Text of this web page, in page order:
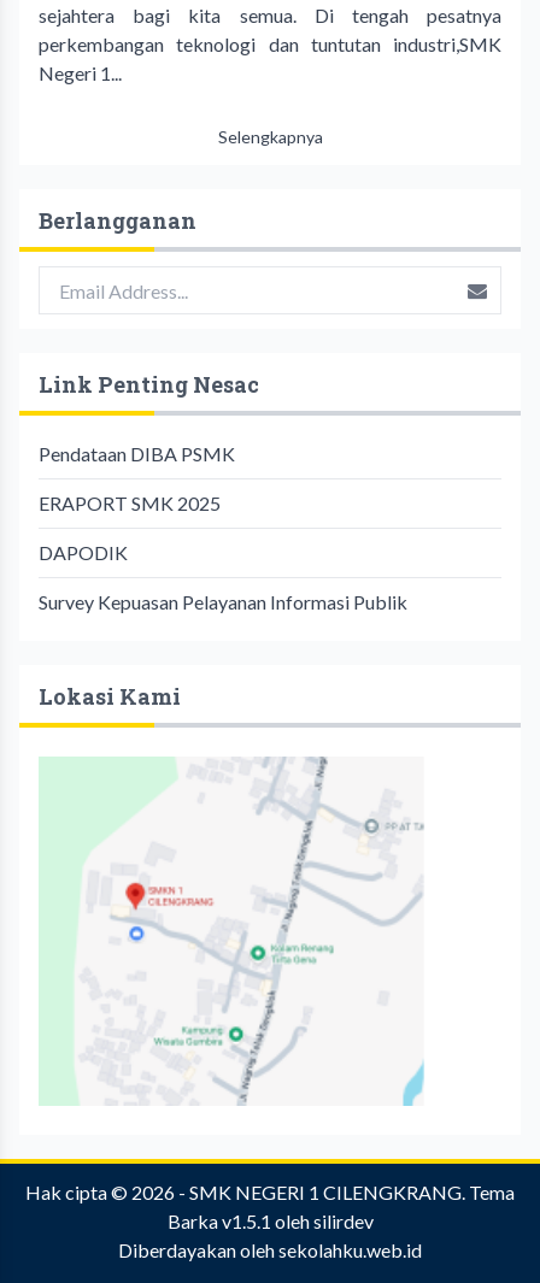
sejahtera bagi kita semua. Di tengah pesatnya
perkembangan teknologi dan tuntutan industri,SMK
Negeri 1...
Selengkapnya
Berlangganan
Link Penting Nesac
Pendataan DIBA PSMK
ERAPORT SMK 2025
DAPODIK
Survey Kepuasan Pelayanan Informasi Publik
Lokasi Kami
Hak cipta © 2026 - SMK NEGERI 1 CILENGKRANG. Tema
Barka v1.5.1 olehsilirdev
Diberdayakan olehsekolahku.web.id